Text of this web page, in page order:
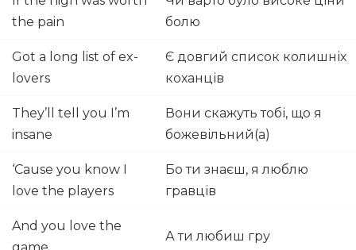
the pain
болю
Got a long list of ex-
lovers
Є довгий список колишніх
коханців
They’ll tell you I’m
insane
Вони скажуть тобі, що я
божевільний(а)
‘Cause you know I
love the players
Бо ти знаєш, я люблю
гравців
And you love the
А ти любиш гру